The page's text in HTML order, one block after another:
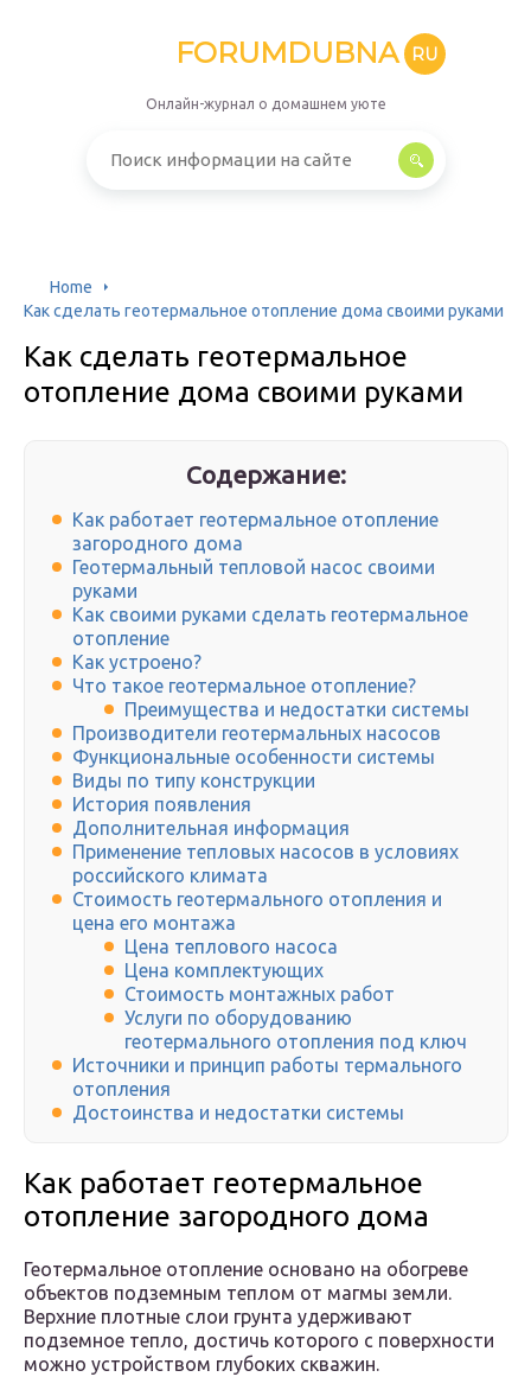
FORUMDUBNA RU
Онлайн-журнал о домашнем уюте
Home
Как сделать геотермальное отопление дома своими руками
Как сделать геотермальное
отопление дома своими руками
Содержание:
Как работает геотермальное отопление
загородного дома
Геотермальный тепловой насос своими
руками
Как своими руками сделать геотермальное
отопление
Как устроено?
Что такое геотермальное отопление?
Преимущества и недостатки системы
Производители геотермальных насосов
Функциональные особенности системы
Виды по типу конструкции
История появления
Дополнительная информация
Применение тепловых насосов в условиях
российского климата
Стоимость геотермального отопления и
цена его монтажа
Цена теплового насоса
Цена комплектующих
Стоимость монтажных работ
Услуги по оборудованию
геотермального отопления под ключ
Источники и принцип работы термального
отопления
Достоинства и недостатки системы
Как работает геотермальное
отопление загородного дома
Геотермальное отопление основано на обогреве
объектов подземным теплом от магмы земли.
Верхние плотные слои грунта удерживают
подземное тепло, достичь которого с поверхности
можно устройством глубоких скважин.